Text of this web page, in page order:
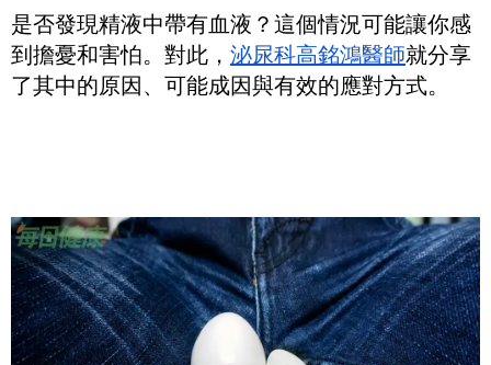
是否發現精液中帶有血液？這個情況可能讓你感
到擔憂和害怕。對此， 泌尿科高銘鴻醫師就分享
了其中的原因、可能成因與有效的應對方式。